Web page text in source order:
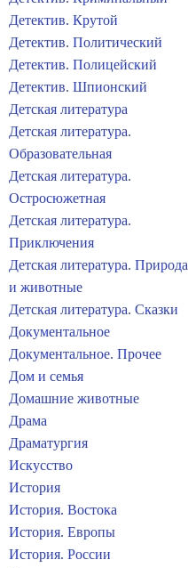
Детектив. Крутой
Детектив. Политический
Детектив. Полицейский
Детектив. Шпионский
Детская литература
Детская литература.
Образовательная
Детская литература.
Остросюжетная
Детская литература.
Приключения
Детская литература. Природа
и животные
Детская литература. Сказки
Документальное
Документальное. Прочее
Дом и семья
Домашние животные
Драма
Драматургия
Искусство
История
История. Востока
История. Европы
История. России